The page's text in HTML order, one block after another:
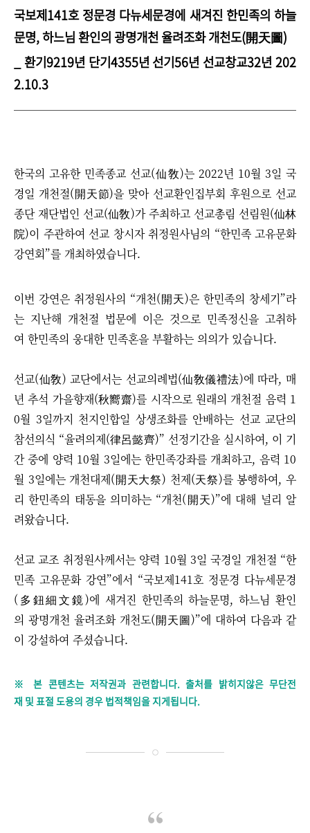
국보제141호 정문경 다뉴세문경에 새겨진 한민족의 하늘
문명,하느님 환인의 광명개천 율려조화 개천도(開天圖)
_ 환기9219년 단기4355년 선기56년 선교창교32년 202
2.10.3
한국의 고유한 민족종교 선교(仙敎)는 2022년 10월 3일 국
경일 개천절(開天節)을 맞아 선교환인집부회 후원으로 선교
종단 재단법인 선교(仙敎)가 주최하고 선교총림 선림원(仙林
院)이 주관하여 선교 창시자 취정원사님의 “한민족 고유문화
강연회”를 개최하였습니다.
이번 강연은 취정원사의 “개천(開天)은 한민족의 창세기”라
는 지난해 개천절 법문에 이은 것으로 민족정신을 고취하
여 한민족의 웅대한 민족혼을 부활하는 의의가 있습니다.
선교(仙敎) 교단에서는 선교의례법(仙敎儀禮法)에 따라, 매
년 추석 가을향재(秋嚮齋)를 시작으로 원래의 개천절 음력 1
0월 3일까지 천지인합일 상생조화를 안배하는 선교 교단의
참선의식 “율려의제(律呂懿齊)” 선정기간을 실시하여, 이 기
간 중에 양력 10월 3일에는 한민족강좌를 개최하고, 음력 10
월 3일에는 개천대제(開天大祭) 천제(天祭)를 봉행하여, 우
리 한민족의 태동을 의미하는 “개천(開天)”에 대해 널리 알
려왔습니다.
선교 교조 취정원사께서는 양력 10월 3일 국경일 개천절 “한
민족 고유문화 강연”에서 “국보제141호 정문경 다뉴세문경
(多鈕細文鏡)에 새겨진 한민족의 하늘문명, 하느님 환인
의 광명개천 율려조화 개천도(開天圖)”에 대하여 다음과 같
이 강설하여 주셨습니다.
※ 본 콘텐츠는 저작권과 관련합니다. 출처를 밝히지않은 무단전
재 및 표절 도용의 경우 법적책임을 지게됩니다.